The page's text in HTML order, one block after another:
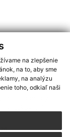
na zlepšenie
na to, aby sme
na analýzu
toho, odkiaľ naši
s využitím RSS
stránok,web portál
domény